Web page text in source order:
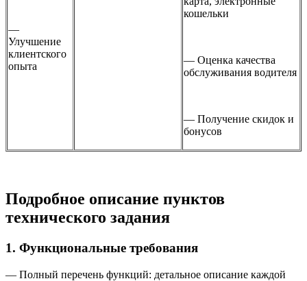
—
Улучшение
клиентского
опыта
кошельки
— Оценка качества
обслуживания водителя
— Получение скидок и
бонусов
Подробное описание пунктов
технического задания
1. Функциональные требования
— Полный перечень функций: детальное описание каждой